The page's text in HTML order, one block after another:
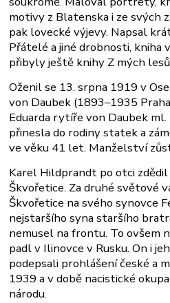
motivy z Blatenska i ze svých
pak lovecké výjevy. Napsal
Přátelé a jiné drobnosti, kniha
přibyly ještě knihy Z mých
Oženil se 13. srpna 1919 v
von Daubek (1893–1935
Eduarda rytíře von Daubek
přinesla do rodiny statek a
ve věku 41 let. Manželství
Karel Hildprandt po otci
Škvořetice. Za druhé světové
Škvořetice na svého synovce
nejstaršího syna staršího
nemusel na frontu. To ovšem
padl v Ilinovce v Rusku. On i
podepsali prohlášení české a
1939 a v době nacistické
národu.